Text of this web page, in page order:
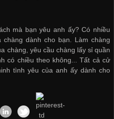
mà bạn yêu anh ấy? Có nhiều
dành cho bạn. Làm chàng
chàng, yêu cầu chàng lấy sỉ quần
có chiều theo không... Tất cả cử
tình yêu của anh ấy dành cho